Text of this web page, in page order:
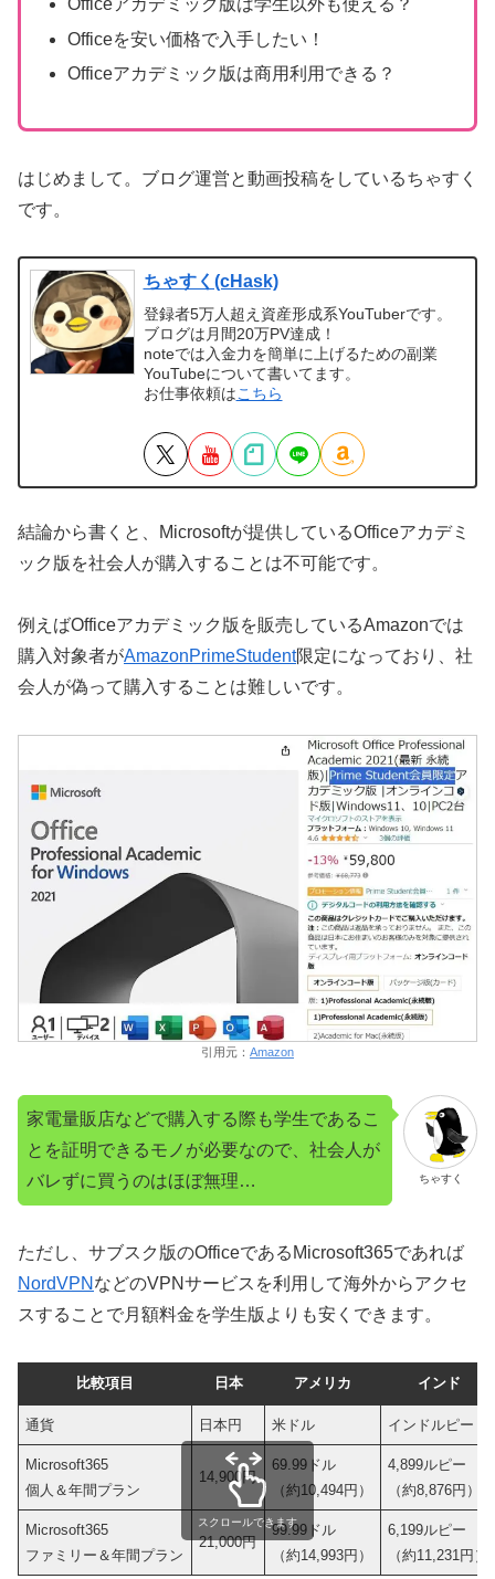
Officeアカデミック版は学生以外も使える？
Officeを安い価格で入手したい！
Officeアカデミック版は商用利用できる？
はじめまして。ブログ運営と動画投稿をしているちゃすく
です。
ちゃすく(cHask)
登録者5万人超え資産形成系YouTuberです。
ブログは月間20万PV達成！
noteでは入金力を簡単に上げるための副業
YouTubeについて書いてます。
お仕事依頼はこちら
結論から書くと、Microsoftが提供しているOfficeアカデミ
ック版を社会人が購入することは不可能です。
例えばOfficeアカデミック版を販売しているAmazonでは
購入対象者がAmazonPrimeStudent限定になっており、社
会人が偽って購入することは難しいです。
引用元： Amazon
ちゃすく
家電量販店などで購入する際も学生であるこ
とを証明できるモノが必要なので、社会人が
バレずに買うのはほぼ無理…
ただし、サブスク版のOfficeであるMicrosoft365であれば
NordVPN などのVPNサービスを利用して海外からアクセ
スすることで月額料金を学生版よりも安くできます。
比較項目 日本 アメリカ インド
通貨 日本円 米ドル インドルピー
Microsoft365
個人＆年間プラン
14,900円
69.99ドル
（約10,494円）
4,899ルピー
（約8,876円）
Microsoft365
ファミリー＆年間プラン
21,000円
99.99ドル
（約14,993円）
6,199ルピー
（約11,231円）
スクロールできます